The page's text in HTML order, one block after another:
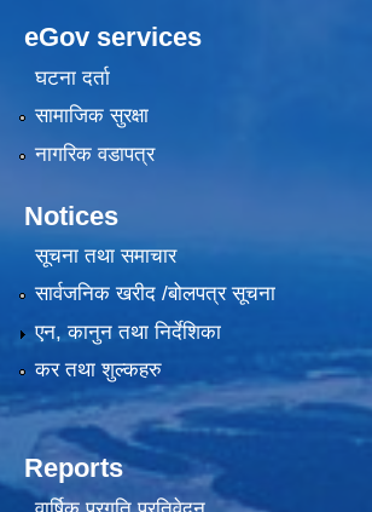
eGov services
घटना दर्ता
सामाजिक सुरक्षा
नागरिक वडापत्र
Notices
सूचना तथा समाचार
सार्वजनिक खरीद /बोलपत्र सूचना
एन, कानुन तथा निर्देशिका
कर तथा शुल्कहरु
Reports